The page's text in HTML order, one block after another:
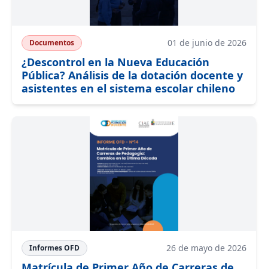
Documentos 01 de junio de 2026
¿Descontrol en la Nueva Educación
Pública? Análisis de la dotación docente y
asistentes en el sistema escolar chileno
Informes OFD 26 de mayo de 2026